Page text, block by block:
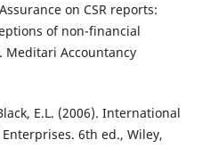
on CSR reports:
of non-financial
Accountancy
E.L. (2006). International
6th ed., Wiley,